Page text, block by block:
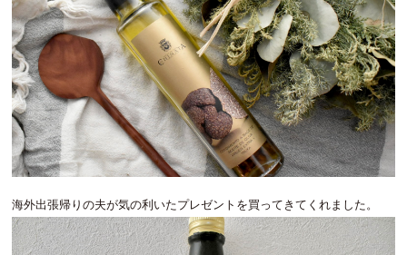
海外出張帰りの夫が気の利いたプレゼントを買ってきてくれました。